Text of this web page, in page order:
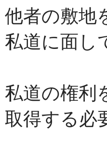
他者の敷地
私道に面し
私道の権利
取得する必